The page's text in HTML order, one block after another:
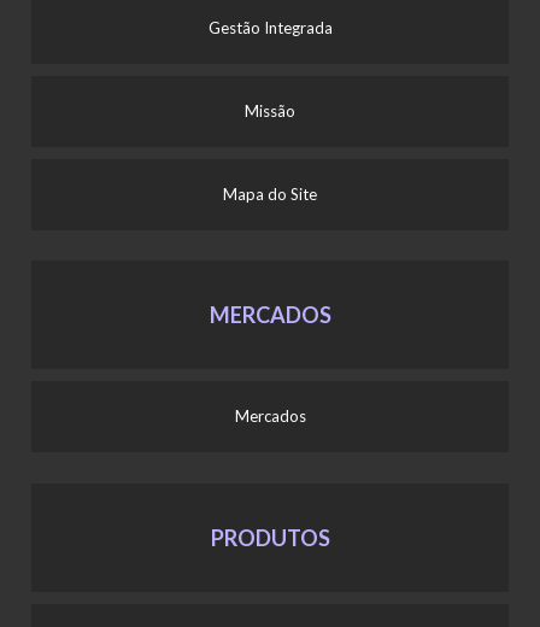
Gestão Integrada
Missão
Mapa do Site
MERCADOS
Mercados
PRODUTOS